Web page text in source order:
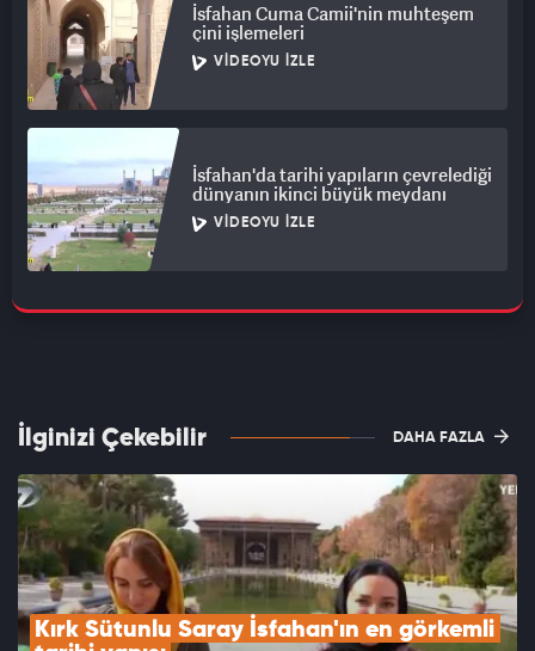
İsfahan Cuma Camii'nin muhteşem
çini işlemeleri
VIDEOYU İZLE
İsfahan'da tarihi yapıların çevrelediği
dünyanın ikinci büyük meydanı
VIDEOYU İZLE
İlginizi Çekebilir DAHA FAZLA
Kırk Sütunlu Saray İsfahan'ın en görkemli